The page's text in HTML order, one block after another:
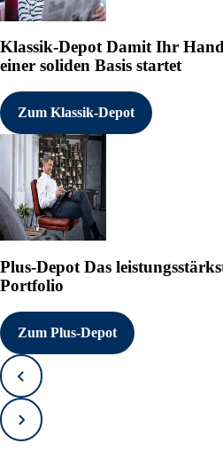
Klassik-DepotDamit Ihr
einer soliden Basis startet
Zum Klassik-Depot
Plus-Depot Das
Portfolio
Zum Plus-Depot
Zurück
Vorwärts